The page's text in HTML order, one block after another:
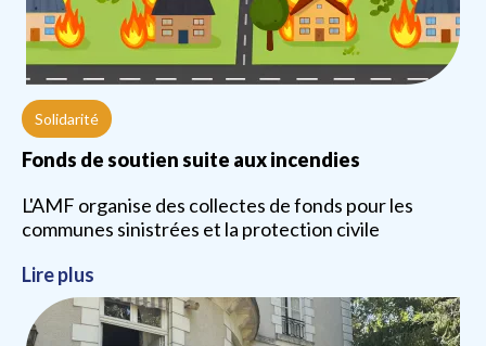
Solidarité
Fonds de soutien suite aux incendies
L'AMF organise des collectes de fonds pour les
communes sinistrées et la protection civile
Lire plus